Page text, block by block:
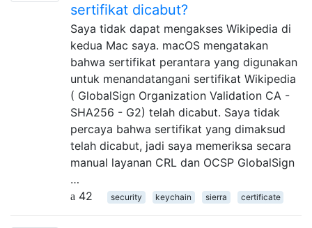
sertifikat dicabut?
Saya tidak dapat mengakses Wikipedia di
kedua Mac saya. macOS mengatakan
bahwa sertifikat perantara yang digunakan
untuk menandatangani sertifikat Wikipedia
( GlobalSign Organization Validation CA -
SHA256 - G2) telah dicabut. Saya tidak
percaya bahwa sertifikat yang dimaksud
telah dicabut, jadi saya memeriksa secara
manual layanan CRL dan OCSP GlobalSign
…
42
security keychain sierra certificate